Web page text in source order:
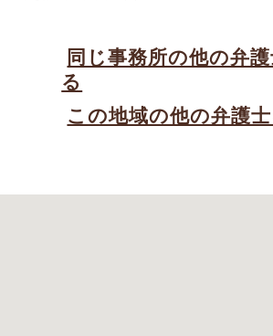
同じ事務所の他の弁
る
この地域の他の弁護